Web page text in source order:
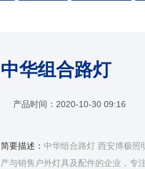
中华组合路灯
产品时间： 2020-10-30 09:16
简要描述： 中华组合路灯 西安博极照
产与销售户外灯具及配件的企业，专